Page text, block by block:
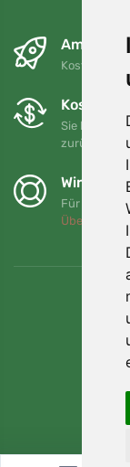
Am
Kostenloser
Sie können
Wir
Für jede
Über uns